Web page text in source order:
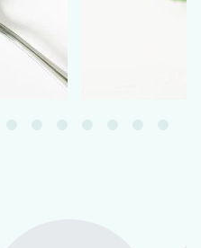
un medic înainte de